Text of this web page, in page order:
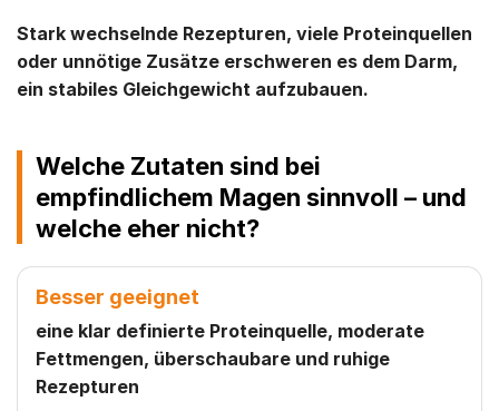
Stark wechselnde Rezepturen, viele Proteinquellen
oder unnötige Zusätze erschweren es dem Darm,
ein stabiles Gleichgewicht aufzubauen.
Welche Zutaten sind bei
empfindlichem Magen sinnvoll – und
welche eher nicht?
Besser geeignet
eine klar definierte Proteinquelle, moderate
Fettmengen, überschaubare und ruhige
Rezepturen